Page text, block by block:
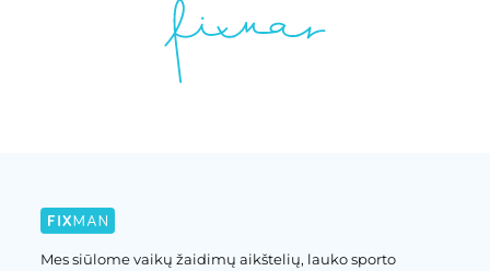
Mes siūlome vaikų žaidimų aikštelių, lauko sporto